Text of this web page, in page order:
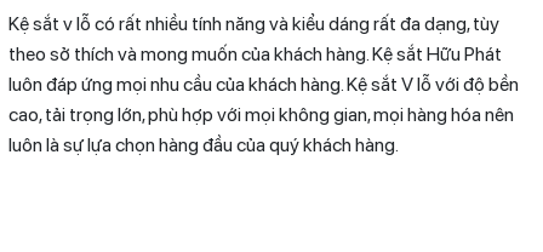
Kệ sắt v lỗ có rất nhiều tính năng và kiểu dáng rất đa dạng, tùy
theo sở thích và mong muốn của khách hàng. Kệ sắt Hữu Phát
luôn đáp ứng mọi nhu cầu của khách hàng. Kệ sắt V lỗ với độ bền
cao, tải trọng lớn, phù hợp với mọi không gian, mọi hàng hóa nên
luôn là sự lựa chọn hàng đầu của quý khách hàng.